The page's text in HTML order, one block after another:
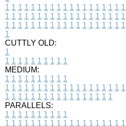
1 1 1 1 1 1 1 1 1 1 1 1 1 1 1 1 1 1 1
1 1 1 1 1 1 1 1 1 1 1 1 1 1 1 1 1 1 1
1 1 1 1 1 1 1 1 1 1 1 1 1 1 1 1 1 1 1
1
CUTTLY OLD:
1
1 1 1 1 1 1 1 1 1 1
MEDIUM:
1 1 1 1 1 1 1 1 1 1
1 1 1 1 1 1 1 1 1 1 1 1 1 1 1 1 1 1 1
1 1 1 1 1 1 1 1 1 1 1 1 1 1 1 1 1
PARALLELS:
1 1 1 1 1 1 1 1 1 1
1 1 1 1 1 1 1 1 1 1 1 1 1 1 1 1 1 1 1